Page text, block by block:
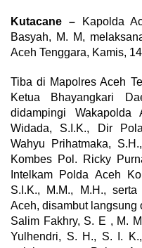
Kutacane –Kapolda
Basyah, M. M,
Aceh Tenggara, Kamis,
Tiba di Mapolres Aceh
Ketua Bhayangkari
didampingi
Widada, S.I.K., Dir
Wahyu Prihatmaka,
Kombes Pol. Ricky
Intelkam Polda Aceh
S.I.K., M.M., M.H.,
Aceh, disambut langsung
Salim Fakhry, S. E , M.
Yulhendri, S. H., S. I.